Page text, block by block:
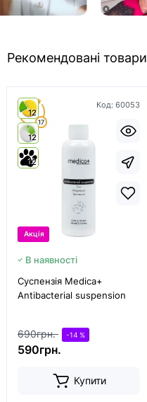
Рекомендовані товари
Код: 60053
4.9
17
12
12
12
Акція
В наявності
Суспензія Medica+
Antibacterial suspension
690грн. -14 %
590грн.
Купити